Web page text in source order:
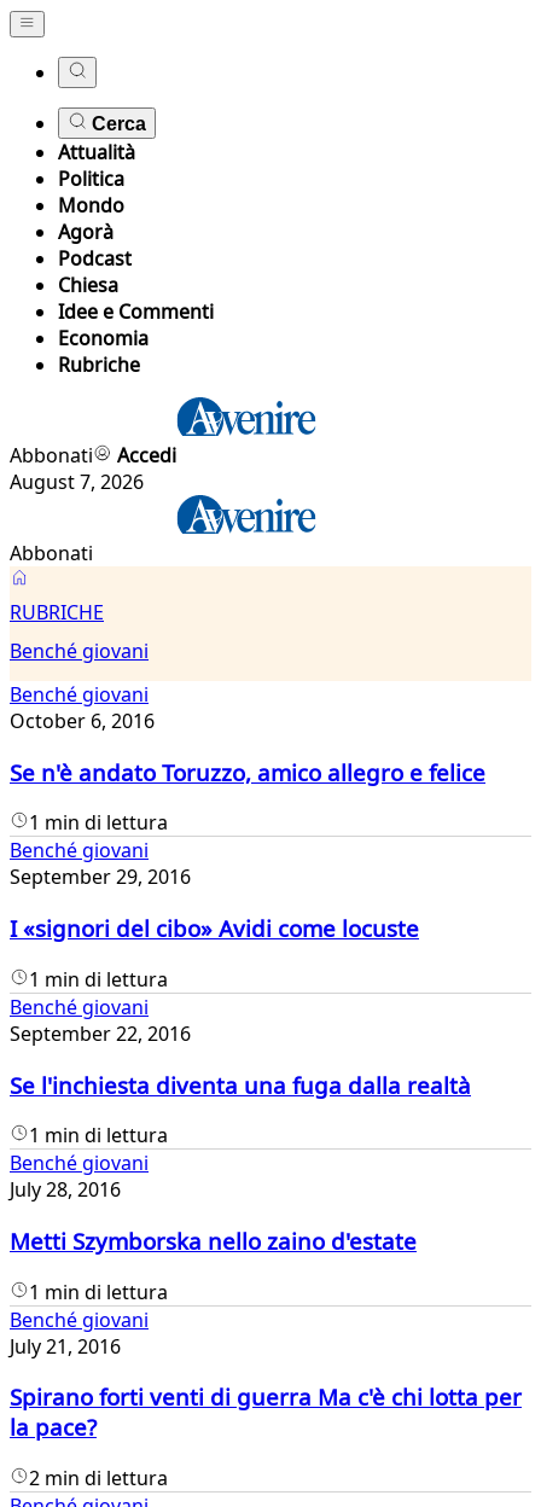
Cerca
Attualità
Politica
Mondo
Agorà
Podcast
Chiesa
Idee e Commenti
Economia
Rubriche
Abbonati
Accedi
August 7, 2026
Abbonati
Benché
giovani
RUBRICHE
Benché giovani
Benché giovani
October 6, 2016
Se n'è andato Toruzzo, amico allegro e felice
1 min di lettura
Benché giovani
September 29, 2016
I «signori del cibo» Avidi come locuste
1 min di lettura
Benché giovani
September 22, 2016
Se l'inchiesta diventa una fuga dalla realtà
1 min di lettura
Benché giovani
July 28, 2016
Metti Szymborska nello zaino d'estate
1 min di lettura
Benché giovani
July 21, 2016
Spirano forti venti di guerra Ma c'è chi lotta per
la pace?
2 min di lettura